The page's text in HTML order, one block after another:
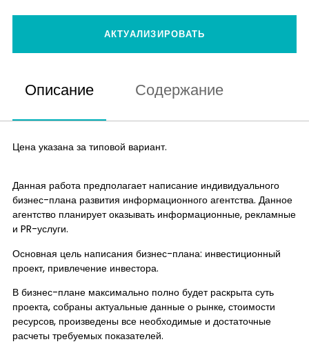
АКТУАЛИЗИРОВАТЬ
Описание Содержание
Цена указана за типовой вариант.
Данная работа предполагает написание индивидуального
бизнес-плана развития информационного агентства. Данное
агентство планирует оказывать информационные, рекламные
и PR-услуги.
Основная цель написания бизнес-плана: инвестиционный
проект, привлечение инвестора.
В бизнес-плане максимально полно будет раскрыта суть
проекта, собраны актуальные данные о рынке, стоимости
ресурсов, произведены все необходимые и достаточные
расчеты требуемых показателей.